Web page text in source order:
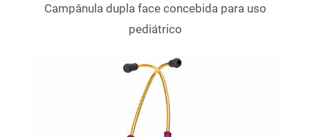
Campânula dupla face concebida para uso
pediátrico